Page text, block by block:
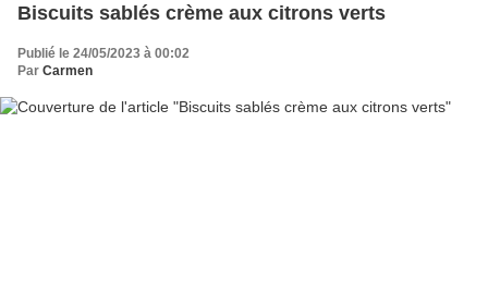
Biscuits sablés crème aux citrons verts
Publié le 24/05/2023 à 00:02
Par Carmen